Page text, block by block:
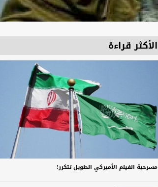
الأكثر قراءة
مسرحية الفيلم الأميركي الطويل تتكرر!